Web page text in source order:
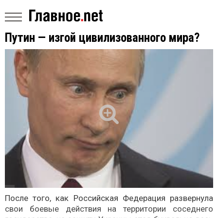
Путин — изгой цивилизованного мира?
После того, как Российская Федерация развернула
свои боевые действия на территории соседнего